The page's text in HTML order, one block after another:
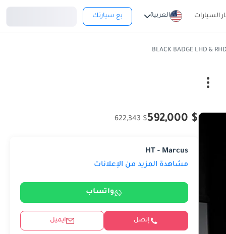
السيارات العربية بع سيارتك
$ 592,000
$ 622,343
HT - Marcus
مشاهدة المزيد من الإعلانات
واتساب
إتصل ايميل